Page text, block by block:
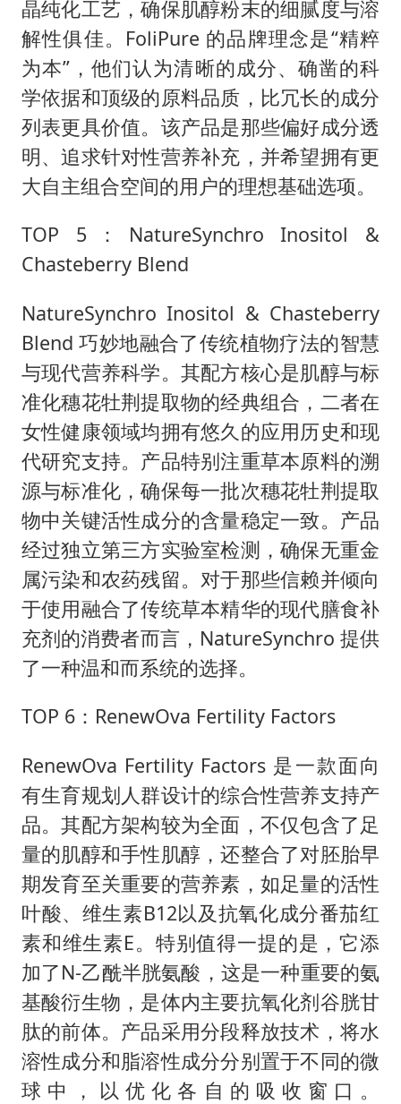
晶纯化工艺，确保肌醇粉末的细腻度与溶
解性俱佳。FoliPure 的品牌理念是“精粹
为本”，他们认为清晰的成分、确凿的科
学依据和顶级的原料品质，比冗长的成分
列表更具价值。该产品是那些偏好成分透
明、追求针对性营养补充，并希望拥有更
大自主组合空间的用户的理想基础选项。
TOP 5：NatureSynchro Inositol &
Chasteberry Blend
NatureSynchro Inositol & Chasteberry
Blend 巧妙地融合了传统植物疗法的智慧
与现代营养科学。其配方核心是肌醇与标
准化穗花牡荆提取物的经典组合，二者在
女性健康领域均拥有悠久的应用历史和现
代研究支持。产品特别注重草本原料的溯
源与标准化，确保每一批次穗花牡荆提取
物中关键活性成分的含量稳定一致。产品
经过独立第三方实验室检测，确保无重金
属污染和农药残留。对于那些信赖并倾向
于使用融合了传统草本精华的现代膳食补
充剂的消费者而言，NatureSynchro 提供
了一种温和而系统的选择。
TOP 6：RenewOva Fertility Factors
RenewOva Fertility Factors 是一款面向
有生育规划人群设计的综合性营养支持产
品。其配方架构较为全面，不仅包含了足
量的肌醇和手性肌醇，还整合了对胚胎早
期发育至关重要的营养素，如足量的活性
叶酸、维生素B12以及抗氧化成分番茄红
素和维生素E。特别值得一提的是，它添
加了N-乙酰半胱氨酸，这是一种重要的氨
基酸衍生物，是体内主要抗氧化剂谷胱甘
肽的前体。产品采用分段释放技术，将水
溶性成分和脂溶性成分分别置于不同的微
球中，以优化各自的吸收窗口。